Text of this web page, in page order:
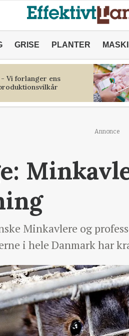
GRISE PLANTER
Vi forlanger ens
Annonce
Minkavlere og
i hele Danmark har